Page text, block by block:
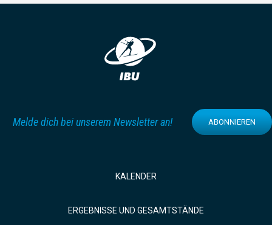
Melde dich bei unserem Newsletter an! ABONNIEREN
KALENDER
ERGEBNISSE UND GESAMTSTÄNDE